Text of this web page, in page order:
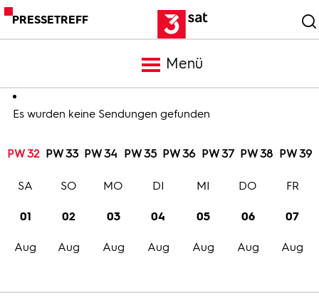
PRESSETREFF
Menü
Meldungen
Programm
Trailer
Bilder
Es wurden keine Sendungen gefunden
PW 32 PW 33 PW 34 PW 35 PW 36 PW 37 PW 38 PW 39
01
Aug
SA
02
Aug
SO
03
Aug
MO
04
Aug
DI
05
Aug
MI
06
Aug
DO
07
Aug
FR